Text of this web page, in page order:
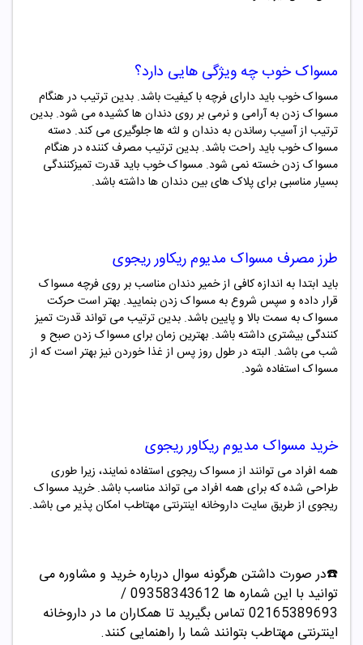
مسواک خوب چه ویژگی هایی دارد؟
مسواک خوب باید دارای فرچه با کیفیت باشد. بدین ترتیب در هنگام
مسواک زدن به آرامی و نرمی بر روی دندان ها کشیده می شود. بدین
ترتیب از آسیب رساندن به دندان و لثه ها جلوگیری می کند. دسته
مسواک خوب باید راحت باشد. بدین ترتیب مصرف کننده در هنگام
مسواک زدن خسته نمی شود. مسواک خوب باید قدرت تمیزکنندگی
بسیار مناسبی برای پلاک های بین دندان ها داشته باشد.
طرز مصرف مسواک مدیوم ریکاور ریجوی
باید ابتدا به اندازه کافی از خمیر دندان مناسب بر روی فرچه مسواک
قرار داده و سپس شروع به مسواک زدن بنمایید. بهتر است حرکت
مسواک به سمت بالا و پایین باشد. بدین ترتیب می تواند قدرت تمیز
کنندگی بیشتری داشته باشد. بهترین زمان برای مسواک زدن صبح و
شب می باشد. البته در طول روز پس از غذا خوردن نیز بهتر است که از
مسواک استفاده شود.
خرید مسواک مدیوم ریکاور ریجوی
همه افراد می توانند ازمسواک ریجوی استفاده نمایند، زیرا طوری
طراحی شده که برای همه افراد می تواند مناسب باشد. خرید مسواک
ریجوی از طریق سایت داروخانه اینترنتی مهتاطب امکان پذیر می باشد.
☎️در صورت داشتن هرگونه سوال درباره خرید و مشاوره می
توانید با این شماره ها 09358343612 /
02165389693تماس بگیرید تا همکاران ما در داروخانه
اینترنتی مهتاطب بتوانند شما را راهنمایی کنند.